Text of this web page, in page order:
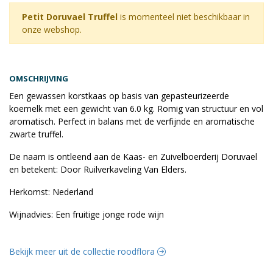
OMSCHRIJVING
Een gewassen korstkaas op basis van gepasteurizeerde
koemelk met een gewicht van 6.0 kg. Romig van structuur en vol
aromatisch. Perfect in balans met de verfijnde en aromatische
zwarte truffel.
De naam is ontleend aan de Kaas- en Zuivelboerderij Doruvael
en betekent: Door Ruilverkaveling Van Elders.
Herkomst: Nederland
Wijnadvies: Een fruitige jonge rode wijn
Petit Doruvael Truffel is momenteel niet beschikbaar in
onze webshop.
Bekijk meer uit de collectie roodflora